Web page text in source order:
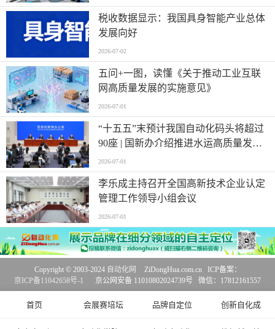
税收数据显示：我国具身智能产业总体
发展向好
2026-07-02
五问+一图，读懂《关于推动工业互联
网高质量发展的实施意见》
2026-07-01
“十五五”末预计我国自动化码头将超过
90座 | 国新办介绍推进水运高质量发展
有关情况
2026-07-01
李乐成主持召开全国高新技术企业认定
管理工作领导小组会议
2026-07-01
首页 会展赛培坛 品牌自定位 创新自化成
Copyright © 2003-2024 自动化网
ZiDongHua.com.cn ICP备案：
京ICP备11042658号-1
京公网安备 11010802024739号 微信：17812161557